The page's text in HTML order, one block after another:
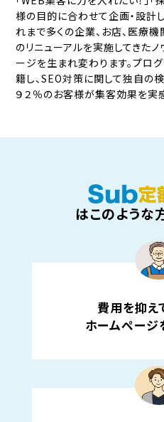
様の目的に合わせて企画・設計
れまで多くの企業、お店、医療
のリニューアルを実施してきた
ージを生まれ変わります。プロ
籍し、SEO対策に関して独自の
９２％のお客様が集客効果を実
はこのような
費用を抑え
ホームページ